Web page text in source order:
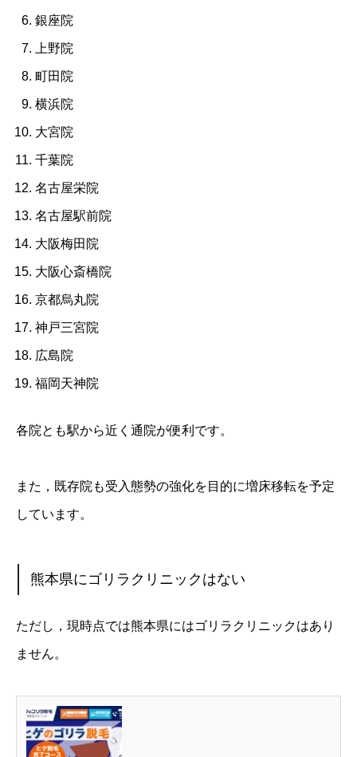
銀座院
上野院
町田院
横浜院
大宮院
千葉院
名古屋栄院
名古屋駅前院
大阪梅田院
大阪心斎橋院
京都烏丸院
神戸三宮院
広島院
福岡天神院
各院とも駅から近く通院が便利です。
また，既存院も受入態勢の強化を目的に増床移転を予定
しています。
熊本県にゴリラクリニックはない
ただし，現時点では熊本県にはゴリラクリニックはあり
ません。